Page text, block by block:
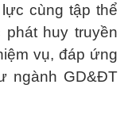
cùng tập thể
huy truyền
vụ, đáp ứng
ngành GD&ĐT